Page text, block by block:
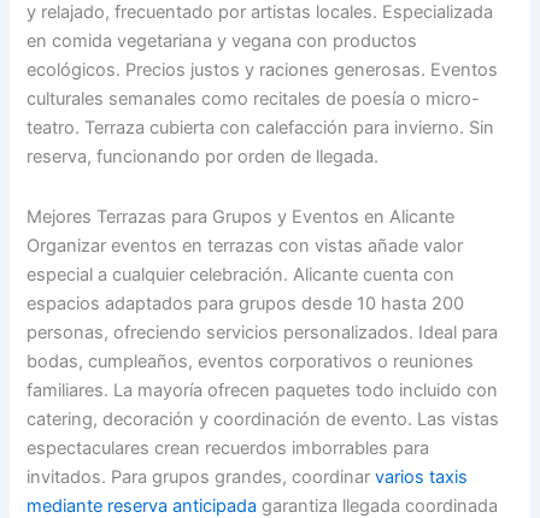
y relajado, frecuentado por artistas locales. Especializada
en comida vegetariana y vegana con productos
ecológicos. Precios justos y raciones generosas. Eventos
culturales semanales como recitales de poesía o micro-
teatro. Terraza cubierta con calefacción para invierno. Sin
reserva, funcionando por orden de llegada.
Mejores Terrazas para Grupos y Eventos en Alicante
Organizar eventos en terrazas con vistas añade valor
especial a cualquier celebración. Alicante cuenta con
espacios adaptados para grupos desde 10 hasta 200
personas, ofreciendo servicios personalizados. Ideal para
bodas, cumpleaños, eventos corporativos o reuniones
familiares. La mayoría ofrecen paquetes todo incluido con
catering, decoración y coordinación de evento. Las vistas
espectaculares crean recuerdos imborrables para
invitados. Para grupos grandes, coordinarvarios taxis
mediante reserva anticipada garantiza llegada coordinada